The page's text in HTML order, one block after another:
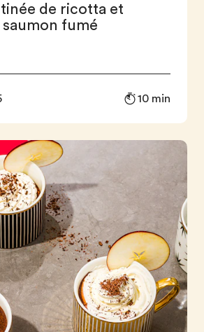
de ricotta et
fumé
10 min